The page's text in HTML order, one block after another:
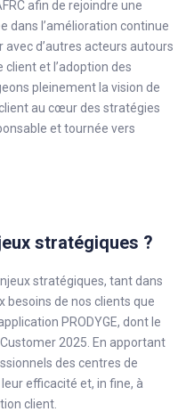
afin de rejoindre une
dans l’amélioration continue
avec d’autres acteurs autours
et l’adoption des
pleinement la vision de
au cœur des stratégies
et tournée vers
stratégiques ?
stratégiques, tant dans
besoins de nos clients que
PRODYGE, dont le
2025. En apportant
des centres de
efficacité et, in fine, à
client.